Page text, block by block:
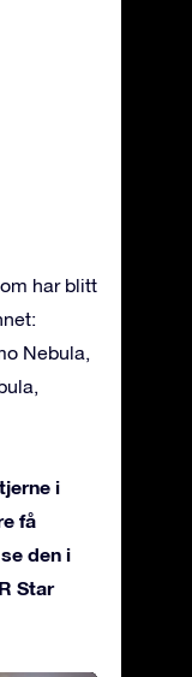
har blitt
Nebula,
i
få
den i
Star